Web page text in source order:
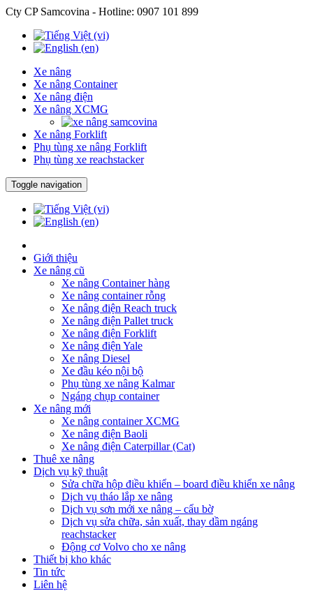
Cty CP Samcovina - Hotline: 0907 101 899
Xe nâng
Xe nâng Container
Xe nâng điện
Xe nâng XCMG
Xe nâng Forklift
Phụ tùng xe nâng Forklift
Phụ tùng xe reachstacker
Toggle navigation
Giới thiệu
Xe nâng cũ
Xe nâng Container hàng
Xe nâng container rỗng
Xe nâng điện Reach truck
Xe nâng điện Pallet truck
Xe nâng điện Forklift
Xe nâng điện Yale
Xe nâng Diesel
Xe đầu kéo nội bộ
Phụ tùng xe nâng Kalmar
Ngáng chụp container
Xe nâng mới
Xe nâng container XCMG
Xe nâng điện Baoli
Xe nâng điện Caterpillar (Cat)
Thuê xe nâng
Dịch vụ kỹ thuật
Sửa chữa hộp điều khiển – board điều khiển xe nâng
Dịch vụ tháo lắp xe nâng
Dịch vụ sơn mới xe nâng – cẩu bờ
Dịch vụ sửa chữa, sản xuất, thay dầm ngáng
reachstacker
Động cơ Volvo cho xe nâng
Thiết bị kho khác
Tin tức
Liên hệ